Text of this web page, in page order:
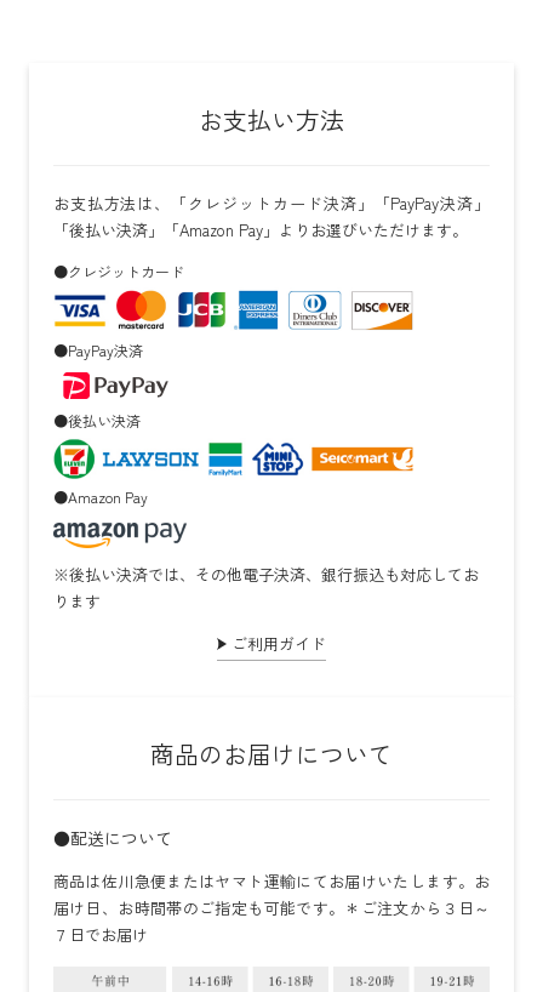
お支払い方法
お支払方法は、「クレジットカード決済」「PayPay決済」
「後払い決済」「Amazon Pay」よりお選びいただけます。
●クレジットカード
●PayPay決済
●後払い決済
●Amazon Pay
※後払い決済では、その他電子決済、銀行振込も対応してお
ります
ご利用ガイド
商品のお届けについて
●配送について
商品は佐川急便またはヤマト運輸にてお届けいたします。お
届け日、お時間帯のご指定も可能です。＊ご注文から３日～
７日でお届け